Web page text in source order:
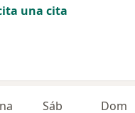
una cita
Sáb Dom